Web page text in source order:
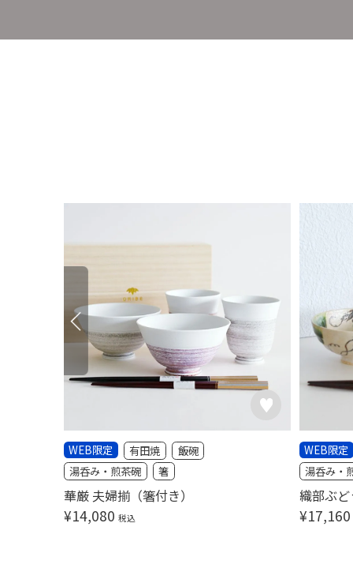
華厳 夫婦揃（箸付き）
WEB限定 有田焼
飯碗
湯呑み・煎茶碗
箸
¥14,080 税込
織部ぶ
WEB限定
湯呑み・
¥17,160